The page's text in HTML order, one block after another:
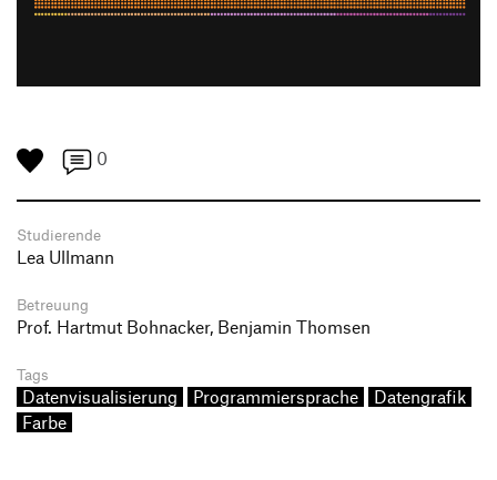
0
Studierende
Lea Ullmann
Betreuung
Prof. Hartmut Bohnacker, Benjamin Thomsen
Tags
Datenvisualisierung Programmiersprache
Datengrafik
Farbe